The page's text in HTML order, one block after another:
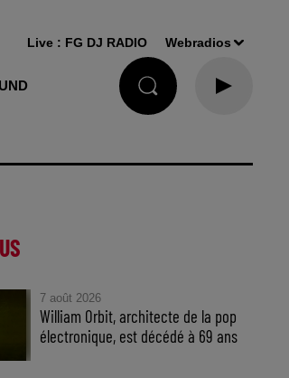
Live : FG DJ RADIO Webradios
7 août 2026
William Orbit, architecte de la pop
électronique, est décédé à 69 ans